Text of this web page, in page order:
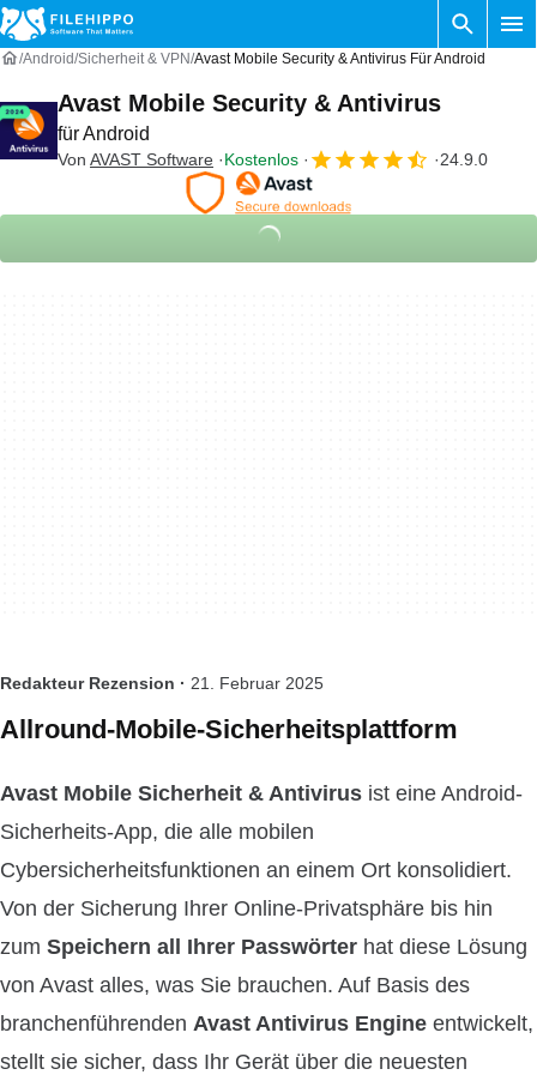
Android Sicherheit & VPN Avast Mobile Security & Antivirus Für Android
Avast Mobile Security & Antivirus
für Android
Von AVAST Software Kostenlos 24.9.0
Redakteur Rezension · 21. Februar 2025
Allround-Mobile-Sicherheitsplattform
Avast Mobile Sicherheit & Antivirus ist eine Android-
Sicherheits-App, die alle mobilen
Cybersicherheitsfunktionen an einem Ort konsolidiert.
Von der Sicherung Ihrer Online-Privatsphäre bis hin
zum Speichern all Ihrer Passwörter hat diese Lösung
von Avast alles, was Sie brauchen. Auf Basis des
branchenführenden Avast Antivirus Engine entwickelt,
stellt sie sicher, dass Ihr Gerät über die neuesten